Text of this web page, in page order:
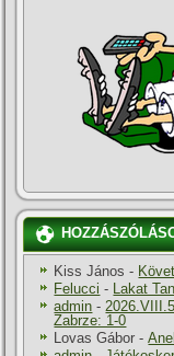
Kiss János -
Felucci - Lakat
admin -
Zabrze: 1-0
Lovas Gábor -